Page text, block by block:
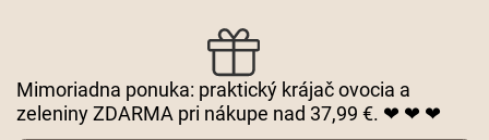
Mimoriadna ponuka: praktický krájač ovocia a
zeleniny ZDARMA pri nákupe nad 37,99 €. ❤ ❤ ❤